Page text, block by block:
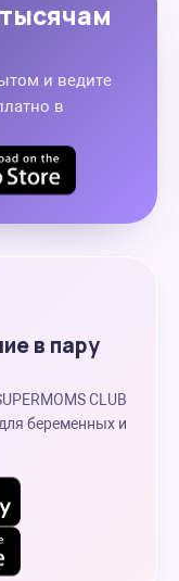
и ведите
в
в пару
CLUB
беременных и